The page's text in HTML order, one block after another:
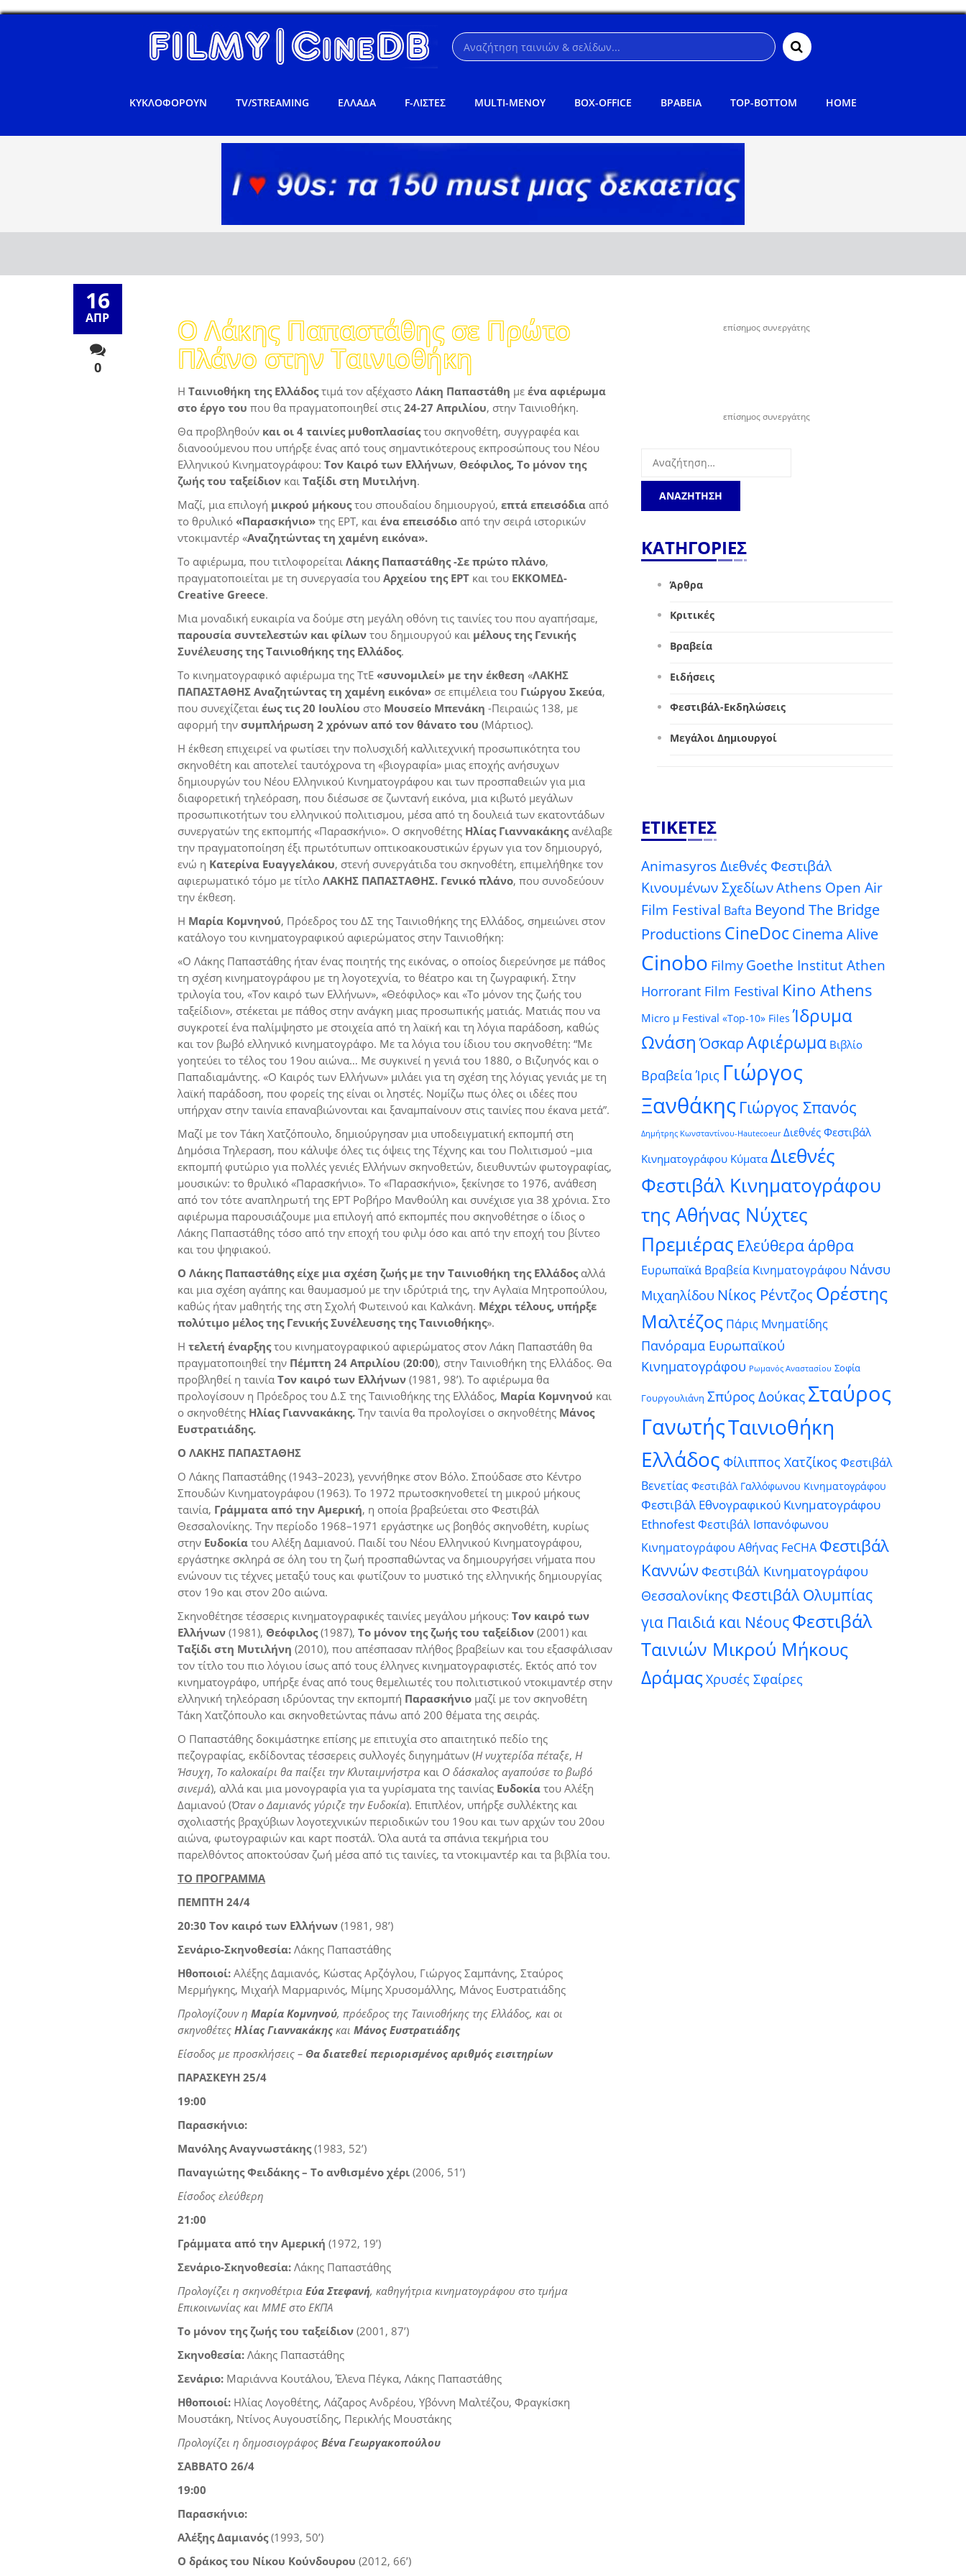
ΚΥΚΛΟΦΟΡΟΥΝ TV/STREAMING ΕΛΛΑΔΑ F-ΛΙΣΤΕΣ MULTI-ΜΕΝΟΥ BOX-OFFICE ΒΡΑΒΕΙΑ TOP-BOTTOM HOME
16
ΑΠΡ
0
Ο Λάκης Παπαστάθης σε Πρώτο
Πλάνο στην Ταινιοθήκη
Η Ταινιοθήκη της Ελλάδοςτιμά τον αξέχαστο Λάκη Παπαστάθη με ένα αφιέρωμα
στο έργο του που θα πραγματοποιηθεί στις 24-27 Απριλίου, στην Ταινιοθήκη.
Θα προβληθούν και οι 4 ταινίες μυθοπλασίαςτου σκηνοθέτη, συγγραφέα και
διανοούμενου που υπήρξε ένας από τους σημαντικότερους εκπροσώπους του Νέου
Ελληνικού Κινηματογράφου: Τον Καιρό των Ελλήνων, Θεόφιλος, Το μόνον της
ζωής του ταξείδιον και Ταξίδι στη Μυτιλήνη.
Μαζί, μια επιλογή μικρού μήκουςτου σπουδαίου δημιουργού, επτά επεισόδια από
το θρυλικό «Παρασκήνιο» της ΕΡΤ, και ένα επεισόδιο από την σειρά ιστορικών
ντοκιμαντέρ «Αναζητώντας τη χαμένη εικόνα».
Το αφιέρωμα, που τιτλοφορείται Λάκης Παπαστάθης -Σε πρώτο πλάνο,
πραγματοποιείται με τη συνεργασία του Αρχείου της ΕΡΤ και του ΕΚΚΟΜΕΔ-
Creative Greece.
Μια μοναδική ευκαιρία να δούμε στη μεγάλη οθόνη τις ταινίες του που αγαπήσαμε,
παρουσία συντελεστών και φίλων του δημιουργού και μέλους της Γενικής
Συνέλευσης της Ταινιοθήκης της Ελλάδος.
Το κινηματογραφικό αφιέρωμα της ΤτΕ «συνομιλεί» με την έκθεση «ΛΑΚΗΣ
ΠΑΠΑΣΤΑΘΗΣ Αναζητώντας τη χαμένη εικόνα» σε επιμέλεια του Γιώργου Σκεύα,
που συνεχίζεται έως τις 20 Ιουλίου στο Μουσείο Μπενάκη -Πειραιώς 138, με
αφορμή την συμπλήρωση 2 χρόνων από τον θάνατο του (Μάρτιος).
Η έκθεση επιχειρεί να φωτίσει την πολυσχιδή καλλιτεχνική προσωπικότητα του
σκηνοθέτη και αποτελεί ταυτόχρονα τη «βιογραφία» μιας εποχής ανήσυχων
δημιουργών του Νέου Ελληνικού Κινηματογράφου και των προσπαθειών για μια
διαφορετική τηλεόραση, που διέσωσε σε ζωντανή εικόνα, μια κιβωτό μεγάλων
προσωπικοτήτων του ελληνικού πολιτισμου, μέσα από τη δουλειά των εκατοντάδων
συνεργατών της εκπομπής «Παρασκήνιο». Ο σκηνοθέτης Ηλίας Γιαννακάκηςανέλαβε
την πραγματοποίηση έξι πρωτότυπων οπτικοακουστικών έργων για τον δημιουργό,
ενώ η Κατερίνα Ευαγγελάκου, στενή συνεργάτιδα του σκηνοθέτη, επιμελήθηκε τον
αφιερωματικό τόμο με τίτλο ΛΑΚΗΣ ΠΑΠΑΣΤΑΘΗΣ. Γενικό πλάνο, που συνοδεύουν
την έκθεση.
Η Μαρία Κομνηνού, Πρόεδρος του ΔΣ της Ταινιοθήκης της Ελλάδος, σημειώνει στον
κατάλογο του κινηματογραφικού αφιερώματος στην Ταινιοθήκη:
«Ο Λάκης Παπαστάθης ήταν ένας ποιητής της εικόνας, ο οποίος διερεύνησε με πάθος
τη σχέση κινηματογράφου με τη λογοτεχνία, το θέατρο και τη ζωγραφική. Στην
τριλογία του, «Τον καιρό των Ελλήνων», «Θεόφιλος» και «Το μόνον της ζωής του
ταξείδιον», στέκεται με πάθος στην ανάγκη μιας προσωπικής ματιάς. Ματιάς που να
συγκροτεί ένα παλίμψηστο με στοιχεία από τη λαϊκή και τη λόγια παράδοση, καθώς
και τον βωβό ελληνικό κινηματογράφο. Με τα λόγια του ίδιου του σκηνοθέτη: “Με
γοητεύει το τέλος του 19ου αιώνα… Με συγκινεί η γενιά του 1880, ο Βιζυηνός και ο
Παπαδιαμάντης. «Ο Καιρός των Ελλήνων» μιλάει για τη σχέση της λόγιας γενιάς με τη
λαϊκή παράδοση, που φορείς της είναι οι ληστές. Νομίζω πως όλες οι ιδέες που
υπήρχαν στην ταινία επαναβιώνονται και ξαναμπαίνουν στις ταινίες που έκανα μετά”.
Μαζί με τον Τάκη Χατζόπουλο, δημιούργησαν μια υποδειγματική εκπομπή στη
Δημόσια Τηλεραση, που κάλυψε όλες τις όψεις της Τέχνης και του Πολιτισμού –μια
εκπομπή φυτώριο για πολλές γενιές Ελλήνων σκηνοθετών, διευθυντών φωτογραφίας,
μουσικών: το θρυλικό «Παρασκήνιο». Το «Παρασκήνιο», ξεκίνησε το 1976, ανάθεση
από τον τότε αναπληρωτή της ΕΡΤ Ροβήρο Μανθούλη και συνέχισε για 38 χρόνια. Στο
αφιέρωμα παρουσιάζουμε μια επιλογή από εκπομπές που σκηνοθέτησε ο ίδιος ο
Λάκης Παπαστάθης τόσο από την εποχή του φιλμ όσο και από την εποχή του βίντεο
και του ψηφιακού.
Ο Λάκης Παπαστάθης είχε μια σχέση ζωής με την Ταινιοθήκη της Ελλάδοςαλλά
και μια σχέση αγάπης και θαυμασμού με την ιδρύτριά της, την Αγλαϊα Μητροπούλου,
καθώς ήταν μαθητής της στη Σχολή Φωτεινού και Καλκάνη. Μέχρι τέλους, υπήρξε
πολύτιμο μέλος της Γενικής Συνέλευσης της Ταινιοθήκης».
Η τελετή έναρξηςτου κινηματογραφικού αφιερώματος στον Λάκη Παπαστάθη θα
πραγματοποιηθεί την Πέμπτη 24 Απριλίου (20:00), στην Ταινιοθήκη της Ελλάδος. Θα
προβληθεί η ταινία Τον καιρό των Ελλήνων (1981, 98’). Το αφιέρωμα θα
προλογίσουν η Πρόεδρος του Δ.Σ της Ταινιοθήκης της Ελλάδος, Μαρία Κομνηνού και
ο σκηνοθέτης Ηλίας Γιαννακάκης. Την ταινία θα προλογίσει ο σκηνοθέτης Μάνος
Ευστρατιάδης.
Ο ΛΑΚΗΣ ΠΑΠΑΣΤΑΘΗΣ
Ο Λάκης Παπαστάθης (1943–2023), γεννήθηκε στον Βόλο. Σπούδασε στο Κέντρο
Σπουδών Κινηματογράφου (1963). Το 1972 πρωτοσκηνοθετεί τη μικρού μήκους
ταινία, Γράμματα από την Αμερική, η οποία βραβεύεται στο Φεστιβάλ
Θεσσαλονίκης. Την περίοδο 1968–1971 εργάστηκε ως βοηθός σκηνοθέτη, κυρίως
στην Ευδοκία του Αλέξη Δαμιανού. Παιδί του Νέου Ελληνικού Κινηματογράφου,
εργάστηκε σκληρά σε όλη του τη ζωή προσπαθώντας να δημιουργήσει νήματα που
ενώνουν τις τέχνες μεταξύ τους και φωτίζουν το μυστικό της ελληνικής δημιουργίας
στον 19ο και στον 20ο αιώνα.
Σκηνοθέτησε τέσσερις κινηματογραφικές ταινίες μεγάλου μήκους: Τον καιρό των
Ελλήνων (1981), Θεόφιλος(1987), Το μόνον της ζωής του ταξείδιον (2001) και
Ταξίδι στη Μυτιλήνη (2010), που απέσπασαν πλήθος βραβείων και του εξασφάλισαν
τον τίτλο του πιο λόγιου ίσως από τους έλληνες κινηματογραφιστές. Εκτός από τον
κινηματογράφο, υπήρξε ένας από τους θεμελιωτές του πολιτιστικού ντοκιμαντέρ στην
ελληνική τηλεόραση ιδρύοντας την εκπομπή Παρασκήνιο μαζί με τον σκηνοθέτη
Τάκη Χατζόπουλο και σκηνοθετώντας πάνω από 200 θέματα της σειράς.
Ο Παπαστάθης δοκιμάστηκε επίσης με επιτυχία στο απαιτητικό πεδίο της
πεζογραφίας, εκδίδοντας τέσσερεις συλλογές διηγημάτων (Η νυχτερίδα πέταξε, Η
Ήσυχη, Το καλοκαίρι θα παίξει την Κλυταιμνήστρα και Ο δάσκαλος αγαπούσε το βωβό
σινεμά), αλλά και μια μονογραφία για τα γυρίσματα της ταινίας Ευδοκία του Αλέξη
Δαμιανού (Όταν ο Δαμιανός γύριζε την Ευδοκία). Επιπλέον, υπήρξε συλλέκτης και
σχολιαστής βραχύβιων λογοτεχνικών περιοδικών του 19ου και των αρχών του 20ου
αιώνα, φωτογραφιών και καρτ ποστάλ. Όλα αυτά τα σπάνια τεκμήρια του
παρελθόντος αποκτούσαν ζωή μέσα από τις ταινίες, τα ντοκιμαντέρ και τα βιβλία του.
ΤΟ ΠΡΟΓΡΑΜΜΑ
ΠΕΜΠΤΗ 24/4
20:30 Τον καιρό των Ελλήνων (1981, 98’)
Σενάριο-Σκηνοθεσία: Λάκης Παπαστάθης
Ηθοποιοί: Αλέξης Δαμιανός, Κώστας Αρζόγλου, Γιώργος Σαμπάνης, Σταύρος
Μερμήγκης, Μιχαήλ Μαρμαρινός, Μίμης Χρυσομάλλης, Μάνος Ευστρατιάδης
Προλογίζουν η Μαρία Κομνηνού, πρόεδρος της Ταινιοθήκης της Ελλάδος, και οι
σκηνοθέτες Ηλίας Γιαννακάκηςκαι Μάνος Ευστρατιάδης
Είσοδος με προσκλήσεις – Θα διατεθεί περιορισμένος αριθμός εισιτηρίων
ΠΑΡΑΣΚΕΥΗ 25/4
19:00
Παρασκήνιο:
Μανόλης Αναγνωστάκης(1983, 52’)
Παναγιώτης Φειδάκης – Το ανθισμένο χέρι (2006, 51’)
Είσοδος ελεύθερη
21:00
Γράμματα από την Αμερική (1972, 19’)
Σενάριο-Σκηνοθεσία: Λάκης Παπαστάθης
Προλογίζει η σκηνοθέτρια Εύα Στεφανή, καθηγήτρια κινηματογράφου στο τμήμα
Επικοινωνίας και ΜΜΕ στο ΕΚΠΑ
Το μόνον της ζωής του ταξείδιον (2001, 87’)
Σκηνοθεσία: Λάκης Παπαστάθης
Σενάριο: Μαριάννα Κουτάλου, Έλενα Πέγκα, Λάκης Παπαστάθης
Ηθοποιοί: Ηλίας Λογοθέτης, Λάζαρος Ανδρέου, Υβόννη Μαλτέζου, Φραγκίσκη
Μουστάκη, Ντίνος Αυγουστίδης, Περικλής Μουστάκης
Προλογίζει η δημοσιογράφος Βένα Γεωργακοπούλου
ΣΑΒΒΑΤΟ 26/4
19:00
Παρασκήνιο:
Αλέξης Δαμιανός(1993, 50’)
Ο δράκος του Νίκου Κούνδουρου (2012, 66’)
επίσημος συνεργάτης
επίσημος συνεργάτης
Αναζήτηση
για:
ΚΑΤΗΓΟΡΙΕΣ
Άρθρα
Κριτικές
Βραβεία
Ειδήσεις
Φεστιβάλ-Εκδηλώσεις
Μεγάλοι Δημιουργοί
ΕΤΙΚΈΤΕΣ
Animasyros Διεθνές Φεστιβάλ
Κινουμένων ΣχεδίωνAthens Open Air
Film Festival Bafta Beyond The Bridge
Productions CineDoc Cinema Alive
Cinobo Filmy Goethe Institut Athen
Horrorant Film Festival Kino Athens
Micro μ Festival «Top-10» Files Ίδρυμα
Ωνάση ΌσκαρΑφιέρωμα Βιβλίο
Βραβεία Ίρις Γιώργος
Ξανθάκης Γιώργος Σπανός
Δημήτρης Κωνσταντίνου-Hautecoeur Διεθνές Φεστιβάλ
Κινηματογράφου ΚύματαΔιεθνές
Φεστιβάλ Κινηματογράφου
της Αθήνας Νύχτες
Πρεμιέρας Ελεύθερα άρθρα
Ευρωπαϊκά Βραβεία Κινηματογράφου Νάνσυ
Μιχαηλίδου Νίκος Ρέντζος Ορέστης
Μαλτέζος Πάρις Μνηματίδης
Πανόραμα Ευρωπαϊκού
Κινηματογράφου Ρωμανός Αναστασίου Σοφία
Γουργουλιάνη Σπύρος ΔούκαςΣταύρος
ΓανωτήςΤαινιοθήκη
Ελλάδος Φίλιππος Χατζίκος Φεστιβάλ
Βενετίας Φεστιβάλ Γαλλόφωνου Κινηματογράφου
Φεστιβάλ Εθνογραφικού Κινηματογράφου
EthnofestΦεστιβάλ Ισπανόφωνου
Κινηματογράφου Αθήνας FeCHA Φεστιβάλ
Καννών Φεστιβάλ Κινηματογράφου
Θεσσαλονίκης Φεστιβάλ Ολυμπίας
για Παιδιά και ΝέουςΦεστιβάλ
Ταινιών Μικρού Μήκους
ΔράμαςΧρυσές Σφαίρες